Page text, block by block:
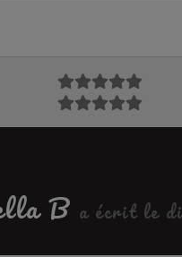
B a écrit le